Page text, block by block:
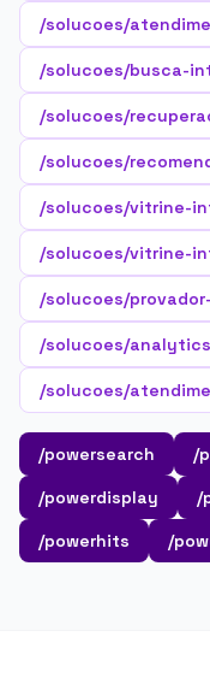
/solucoes/
/solucoes/busca-
/solucoes/
/solucoes/
/solucoes/vitrine-
/solucoes/vitrine-
/solucoes/
/solucoes/
/solucoes/
/powersearch /
/powerdisplay
/
/powerhits
/